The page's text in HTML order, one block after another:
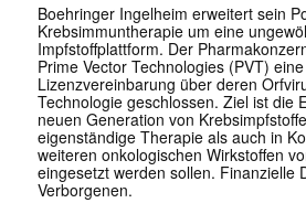
Boehringer Ingelheim erweitert sein
Krebsimmuntherapie um eine
Impfstoffplattform. Der
Prime Vector Technologies (PVT)
Lizenzvereinbarung über deren
Technologie geschlossen. Ziel ist die
neuen Generation von
eigenständige Therapie als auch in
weiteren onkologischen Wirkstoffen
eingesetzt werden sollen. Finanzielle
Verborgenen.